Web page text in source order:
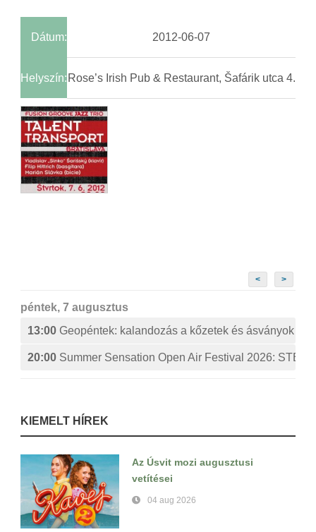
Dátum: 2012-06-07
Helyszín: Rose’s Irish Pub & Restaurant, Šafárik utca 4.
< >
péntek, 7 augusztus
13:00 Geopéntek: kalandozás a kőzetek és ásványok
20:00 Summer Sensation Open Air Festival 2026:
KIEMELT HÍREK
Az Úsvit mozi augusztusi
vetítései
04 aug 2026